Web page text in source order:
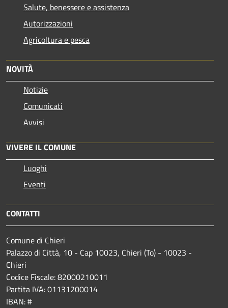
Salute, benessere e assistenza
Autorizzazioni
Agricoltura e pesca
NOVITÀ
Notizie
Comunicati
Avvisi
VIVERE IL COMUNE
Luoghi
Eventi
CONTATTI
Comune di Chieri
Palazzo di Città, 10 - Cap 10023, Chieri (To) - 10023 -
Chieri
Codice Fiscale: 82000210011
Partita IVA: 01131200014
IBAN: #